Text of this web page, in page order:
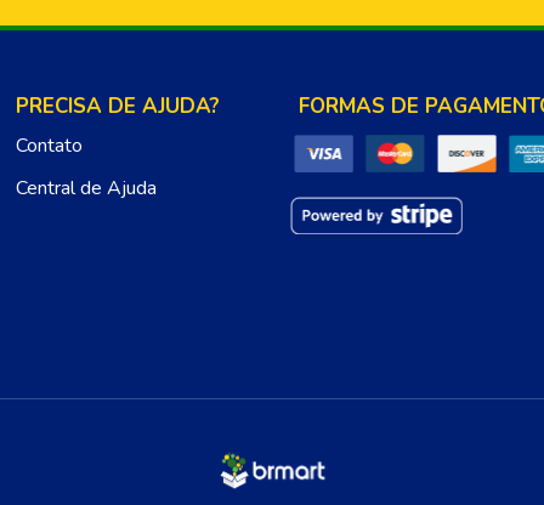
PRECISA DE AJUDA?
Contato
Central de Ajuda
FORMAS DE